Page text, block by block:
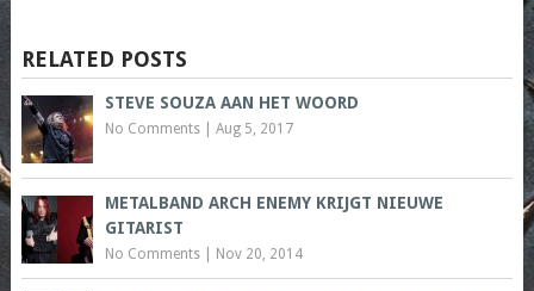
RELATED POSTS
STEVE SOUZA AAN HET WOORD
No Comments| Aug 5, 2017
METALBAND ARCH ENEMY KRIJGT NIEUWE
GITARIST
No Comments| Nov 20, 2014